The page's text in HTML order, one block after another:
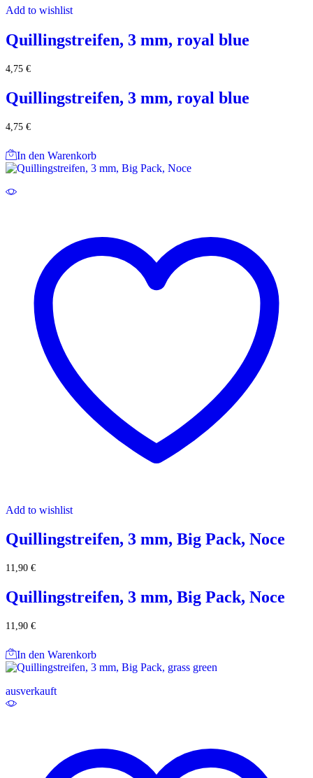
Add to wishlist
Quillingstreifen, 3 mm, royal blue
4,75 €
Quillingstreifen, 3 mm, royal blue
4,75 €
In den Warenkorb
Add to wishlist
Quillingstreifen, 3 mm, Big Pack, Noce
11,90 €
Quillingstreifen, 3 mm, Big Pack, Noce
11,90 €
In den Warenkorb
ausverkauft